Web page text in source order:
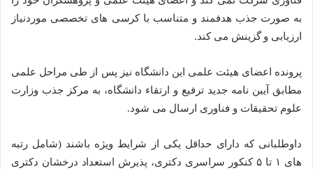
به صورت جذب هدفمند و متناسب با کرسی های تخصصی موردنیاز
ارزیابی و گزینش می کند.
پرونده اعضای هیئت علمی این دانشگاه نیز پس از طی مراحل علمی
مطابق آیین نامه جدید ترفیع و ارتقاء دانشگاه، به مرکز جذب وزارت
علوم تحقیقات و فناوری ارسال می شود.
داوطلبانی که دارای حداقل یکی از شرایط ویژه باشند (شامل رتبه
های ۱ تا ۵ کنکور سراسری دکتری، پذیرش استعداد درخشان دکتری